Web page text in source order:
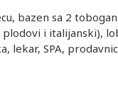
bazen sa 2
i italijanski),
lekar, SPA,